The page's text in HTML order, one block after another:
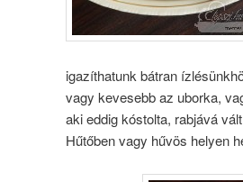
igazíthatunk bátran
vagy kevesebb az uborka,
aki eddig kóstolta, rabjává
Hűtőben vagy hűvös helyen